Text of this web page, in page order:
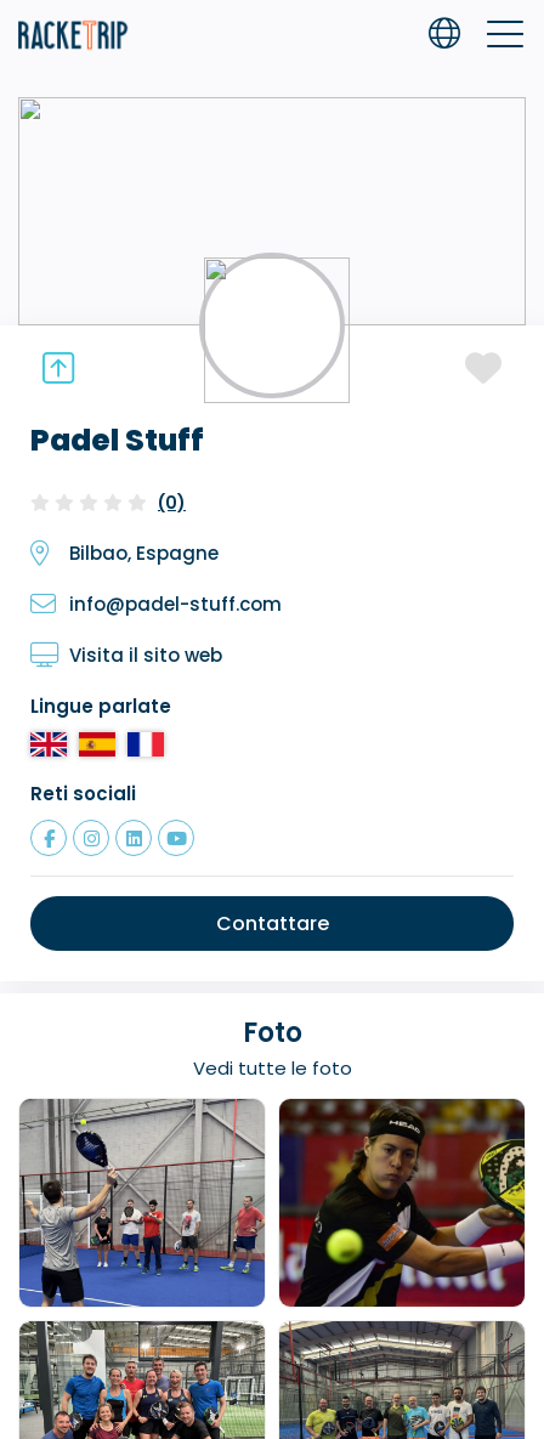
Padel Stuff
(0)
Bilbao, Espagne
info@padel-stuff.com
Visita il sito web
Lingue parlate
Reti sociali
Contattare
Foto
Vedi tutte le foto